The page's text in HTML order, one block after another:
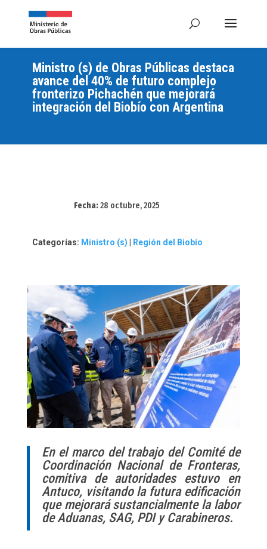
Ministro (s) de Obras Públicas destaca
avance del 40% de futuro complejo
fronterizo Pichachén que mejorará
integración del Biobío con Argentina
Fecha:28 octubre, 2025
Categorías: Ministro (s) Región del Biobío
En el marco del trabajo del Comité de
Coordinación Nacional de Fronteras,
comitiva de autoridades estuvo en
Antuco, visitando la futura edificación
que mejorará sustancialmente la labor
de Aduanas, SAG, PDI y Carabineros.